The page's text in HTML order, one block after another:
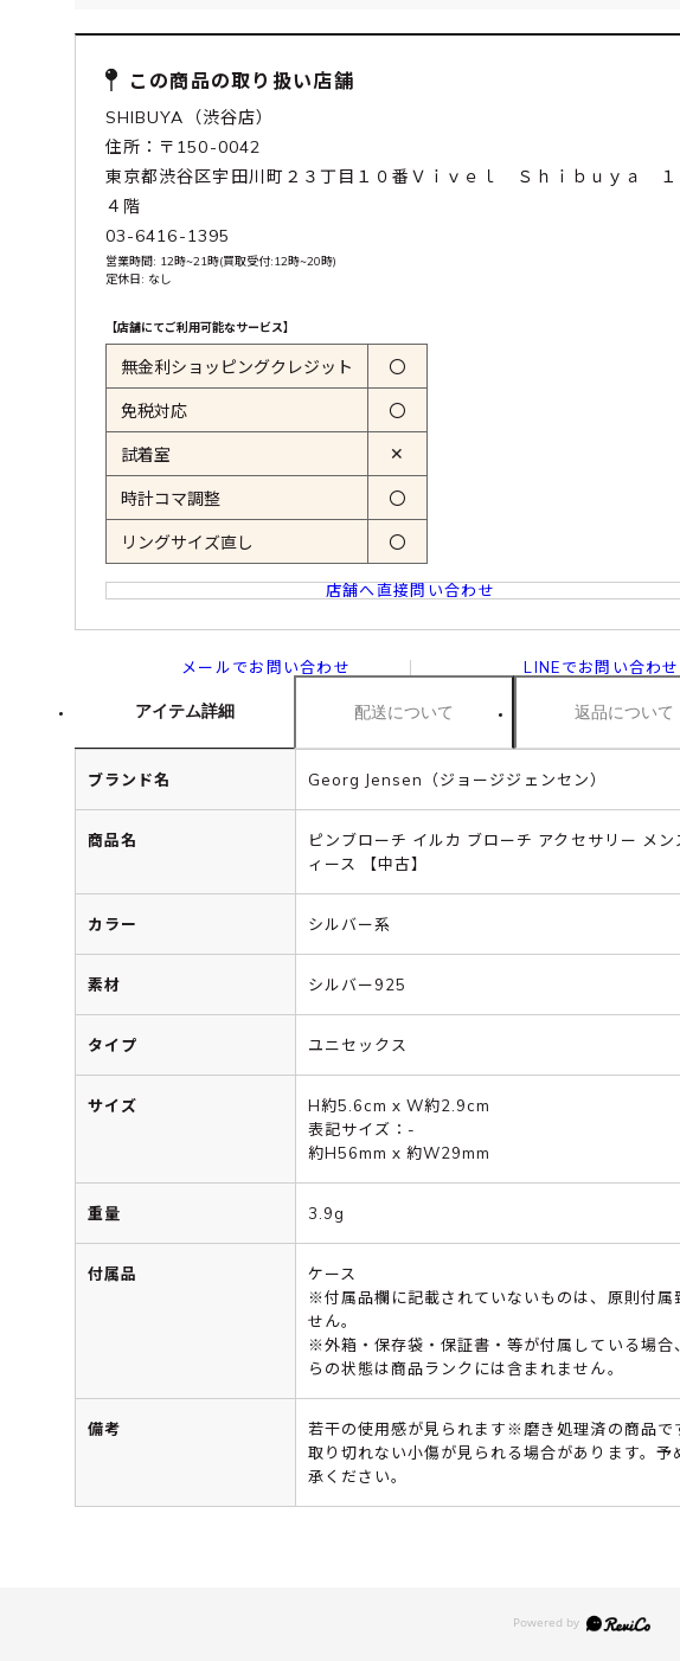
この商品の取り扱い店舗
SHIBUYA（渋谷店）
住所：〒150-0042
東京都渋谷区宇田川町２３丁目１０番Ｖｉｖｅｌ Ｓｈｉｂｕｙａ
４階
03-6416-1395
営業時間: 12時~21時(買取受付:12時~20時)
定休日: なし
【店舗にてご利用可能なサービス】
無金利ショッピングクレジット 〇
免税対応 〇
試着室 ✕
時計コマ調整 〇
リングサイズ直し 〇
店舗へ直接問い合わせ
メールでお問い合わせ LINEでお問い合わせ
アイテム詳細 配送について 返品について
ブランド名 Georg Jensen（ジョージジェンセン）
商品名
ピンブローチ イルカ ブローチ アクセサリー メン
ィース 【中古】
カラー シルバー系
素材 シルバー925
タイプ ユニセックス
サイズ
H約5.6cm x W約2.9cm
表記サイズ：-
約H56mm x 約W29mm
重量 3.9g
付属品
ケース
※付属品欄に記載されていないものは、原則付属
せん。
※外箱・保存袋・保証書・等が付属している場合
らの状態は商品ランクには含まれません。
備考
若干の使用感が見られます※磨き処理済の商品で
取り切れない小傷が見られる場合があります。予
承ください。